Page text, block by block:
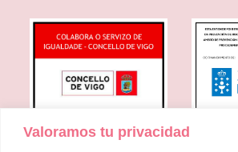
Valoramos tu privacidad